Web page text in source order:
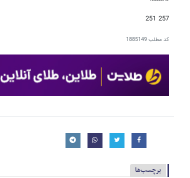
257 251
کد مطلب1885149
برچسب‌ها